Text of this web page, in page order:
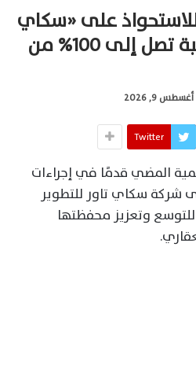
على «سكاي
تاور».. صفقة مرتقبة تصل إلى 100% من
أغسطس 9, 2026
Twitter
المضي قدمًا في إجراءات
شركة سكاي تاور للتطوير
وتعزيز محفظتها